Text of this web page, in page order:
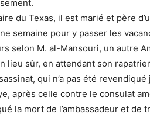
du Texas, il est marié et père
semaine pour y passer les
selon M. al-Mansouri, un autre
lieu sûr, en attendant son
qui n’a pas été
après celle contre le consulat
la mort de l’ambassadeur et